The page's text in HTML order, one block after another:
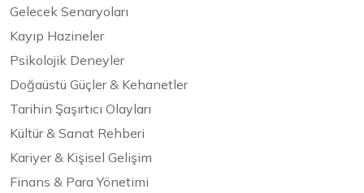
Gelecek Senaryoları
Kayıp Hazineler
Psikolojik Deneyler
Doğaüstü Güçler & Kehanetler
Tarihin Şaşırtıcı Olayları
Kültür & Sanat Rehberi
Kariyer & Kişisel Gelişim
Finans & Para Yönetimi